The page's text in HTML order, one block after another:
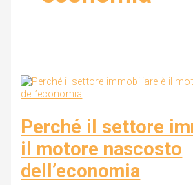
Perché il settore
il motore nascosto
dell’economia